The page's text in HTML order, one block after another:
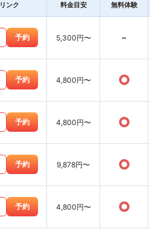
リンク 料金目安 無料体験
予約 5,300円〜 -
予約 4,800円〜 ○
予約 4,800円〜 ○
予約 9,878円〜 ○
予約 4,800円〜 ○